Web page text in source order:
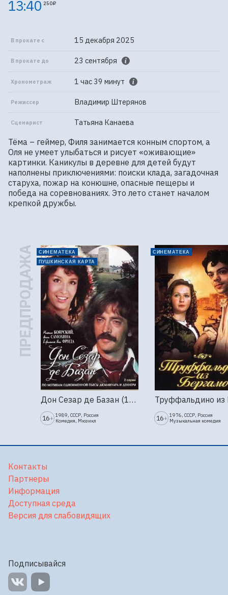
13:40 250 ₽
В прокате с 15 декабря 2025
В прокате до 23 сентября
Хронометраж 1 час 39 минут
Режиссер Владимир Штерянов
Сценарист Татьяна Канаева
Тёма – геймер, Филя занимается конным спортом, а
Оля не умеет улыбаться и рисует «оживающие»
картинки. Каникулы в деревне для детей будут
наполнены приключениями: поиски клада, загадочная
старуха, пожар на конюшне, опасные пещеры и
победа на соревнованиях. Это лето станет началом
крепкой дружбы.
ПРЕДПРОДАЖА
СИНЕМАТЕКА
ПУШКИНСКАЯ КАРТА
Дон Сезар де Базан (1989г., Ленфильм, 2 серии)
16+ 1989, СССР, Россия
Комедия, Мюзикл
СИНЕМАТЕКА
16+ 1976, СССР, Россия
Музыкальная комедия
Контакты
Партнеры
Информация
Доступная среда
Версия для слабовидящих
Подписывайся